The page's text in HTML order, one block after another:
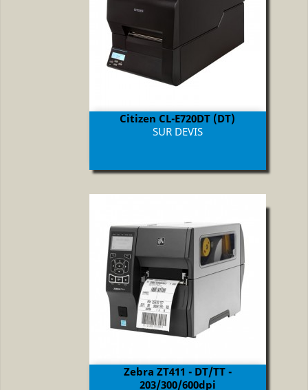
Citizen CL-E720DT (DT)
Prix
SUR DEVIS
Zebra ZT411 - DT/TT -
203/300/600dpi